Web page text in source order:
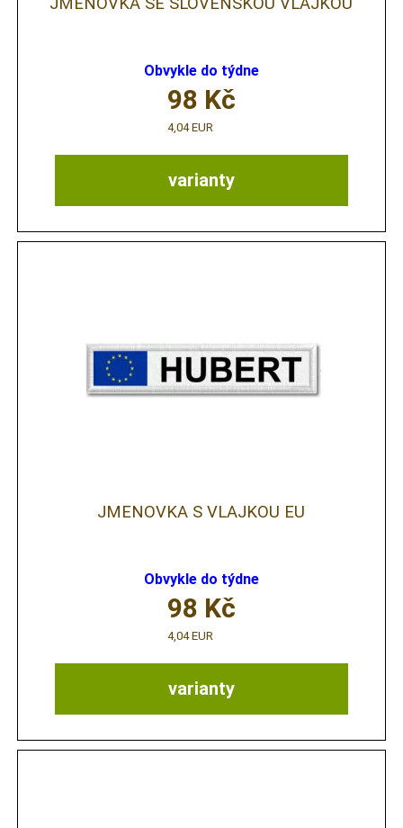
Obvykle do týdne
varianty
98 Kč
4,04 EUR
JMENOVKA S VLAJKOU EU
Obvykle do týdne
varianty
98 Kč
4,04 EUR